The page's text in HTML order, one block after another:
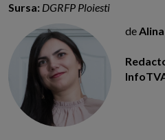
Sursa: DGRFP Ploiesti
de